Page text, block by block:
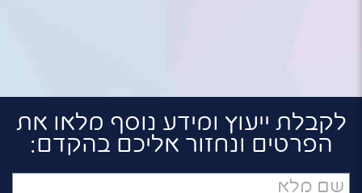
לקבלת ייעוץ ומידע נוסף מלאו את
הפרטים ונחזור אליכם בהקדם:
שם